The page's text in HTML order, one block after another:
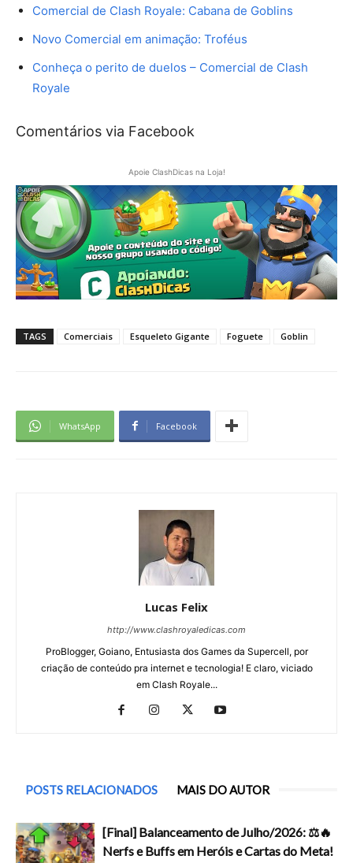
Comercial de Clash Royale: Cabana de Goblins
Novo Comercial em animação: Troféus
Conheça o perito de duelos – Comercial de Clash
Royale
Comentários via Facebook
Apoie ClashDicas na Loja!
TAGS Comerciais Esqueleto Gigante Foguete Goblin
WhatsApp Facebook
Lucas Felix
http://www.clashroyaledicas.com
ProBlogger, Goiano, Entusiasta dos Games da Supercell, por
criação de conteúdo pra internet e tecnologia! E claro, viciado
em Clash Royale...
POSTS RELACIONADOS MAIS DO AUTOR
[Final] Balanceamento de Julho/2026: ⚖️🔥
Nerfs e Buffs em Heróis e Cartas do Meta!